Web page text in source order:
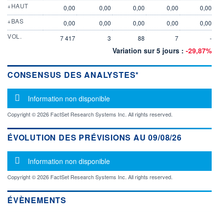
+HAUT
0,00 0,00 0,00 0,00
0,00
+BAS
0,00 0,00 0,00 0,00
0,00
VOL.
7 417 3 88 7 -
Variation sur 5 jours : -29,87%
CONSENSUS DES ANALYSTES*
Message d'information
Information non disponible
Copyright © 2026 FactSet Research Systems Inc. All rights reserved.
ÉVOLUTION DES PRÉVISIONS AU 09/08/26
Message d'information
Information non disponible
Copyright © 2026 FactSet Research Systems Inc. All rights reserved.
ÉVÈNEMENTS